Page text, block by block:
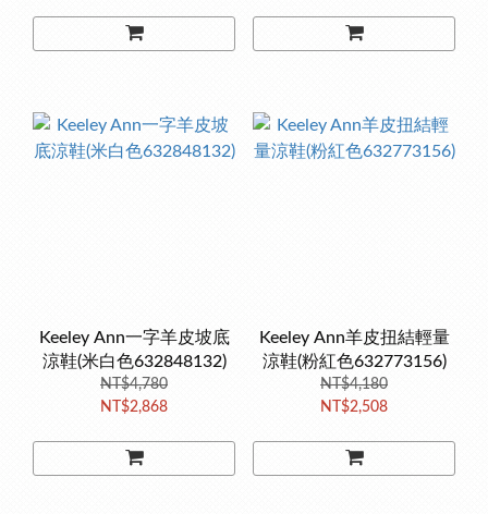
Keeley Ann一字羊皮坡底
涼鞋(米白色632848132)
NT$4,780
NT$2,868
Keeley Ann羊皮扭結輕量
涼鞋(粉紅色632773156)
NT$4,180
NT$2,508